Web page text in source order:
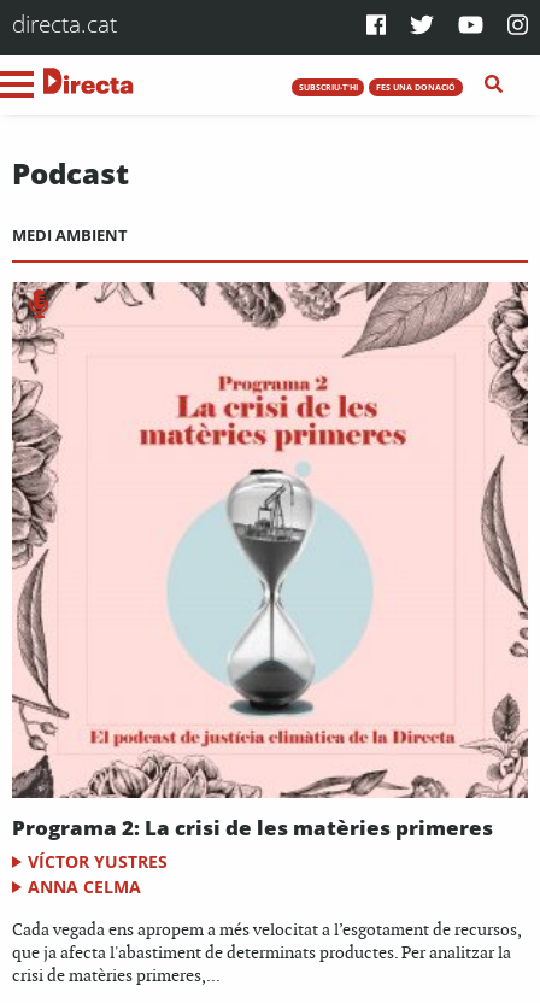
directa.cat
SUBSCRIU-T'HI FES UNA DONACIÓ
Podcast
MEDI AMBIENT
Programa 2: La crisi de les matèries primeres
VÍCTOR YUSTRES
ANNA CELMA
Cada vegada ens apropem a més velocitat a l’esgotament de recursos,
que ja afecta l'abastiment de determinats productes. Per analitzar la
crisi de matèries primeres,...